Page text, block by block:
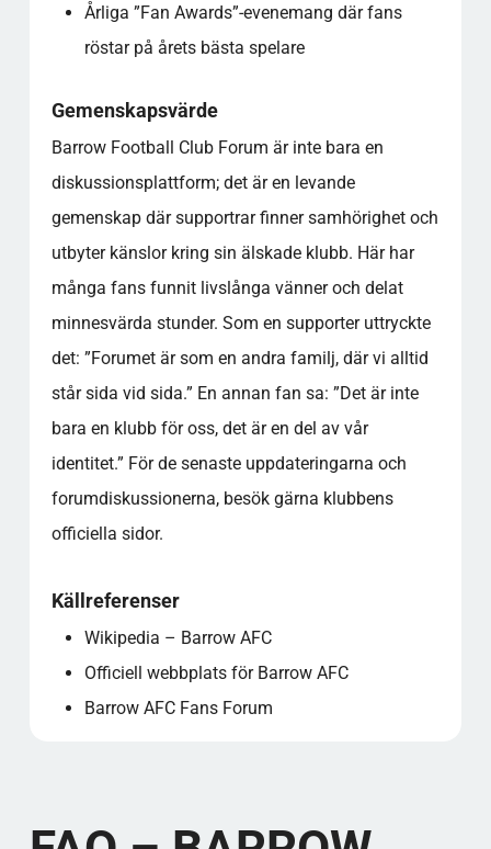
Årliga ”Fan Awards”-evenemang där fans
röstar på årets bästa spelare
Gemenskapsvärde
Barrow Football Club Forum är inte bara en
diskussionsplattform; det är en levande
gemenskap där supportrar finner samhörighet och
utbyter känslor kring sin älskade klubb. Här har
många fans funnit livslånga vänner och delat
minnesvärda stunder. Som en supporter uttryckte
det: ”Forumet är som en andra familj, där vi alltid
står sida vid sida.” En annan fan sa: ”Det är inte
bara en klubb för oss, det är en del av vår
identitet.” För de senaste uppdateringarna och
forumdiskussionerna, besök gärna klubbens
officiella sidor.
Källreferenser
Wikipedia – Barrow AFC
Officiell webbplats för Barrow AFC
Barrow AFC Fans Forum